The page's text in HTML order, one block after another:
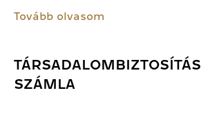
Tovább olvasom
SZÁMLA